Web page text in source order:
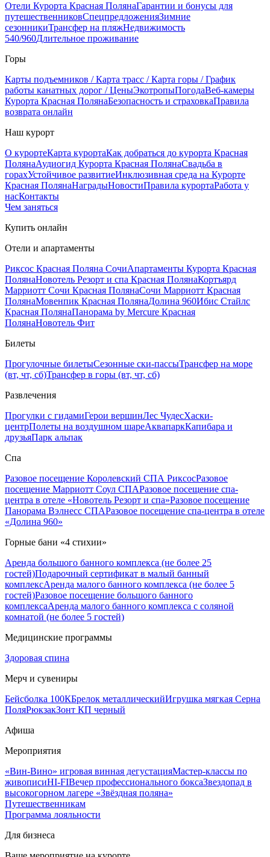
Отели Курорта Красная ПолянаГарантии и бонусы для
путешественниковСпецпредложенияЗимние
сезонникиТрансфер на пляжНедвижимость
540/960Длительное проживание
Горы
Карты подъемников / Карта трасс / Карта горы / График
работы канатных дорог / ЦеныЭкотропыПогодаВеб-камеры
Курорта Красная ПолянаБезопасность и страховкаПравила
возврата онлайн
Наш курорт
О курортеКарта курортаКак добраться до курорта Красная
ПолянаАудиогид Курорта Красная ПолянаСвадьба в
горахУстойчивое развитиеИнклюзивная среда на Курорте
Красная ПолянаНаградыНовостиПравила курортаРабота у
насКонтакты
Чем заняться
Купить онлайн
Отели и апартаменты
Риксос Красная Поляна СочиАпартаменты Курорта Красная
ПолянаНовотель Резорт и спа Красная ПолянаКортъярд
Марриотт Сочи Красная ПолянаСочи Марриотт Красная
ПолянаМовенпик Красная ПолянаДолина 960Ибис Стайлс
Красная ПолянаПанорама by Mercure Красная
ПолянаНовотель Фит
Билеты
Прогулочные билетыСезонные ски-пассыТрансфер на море
(вт, чт, сб)Трансфер в горы (вт, чт, сб)
Развлечения
Прогулки с гидамиГерои вершинЛес ЧудесХаски-
центрПолеты на воздушном шареАквапаркКапибара и
друзьяПарк альпак
Спа
Разовое посещение Королевский СПА РиксосРазовое
посещение Марриотт Соул СПАРазовое посещение спа-
центра в отеле «Новотель Резорт и спа»Разовое посещение
Панорама Вэлнесс СПАРазовое посещение спа-центра в отеле
«Долина 960»
Горные бани «4 стихии»
Аренда большого банного комплекса (не более 25
гостей)Подарочный сертификат в малый банный
комплексАренда малого банного комплекса (не более 5
гостей)Разовое посещение большого банного
комплексаАренда малого банного комплекса с соляной
комнатой (не более 5 гостей)
Медицинские программы
Здоровая спина
Мерч и сувениры
Бейсболка 100КБрелок металлическийИгрушка мягкая Серна
ПоляРюкзакЗонт КП черный
Афиша
Мероприятия
«Вин-Вино» игровая винная дегустацияМастер-классы по
живописиHI-FIВечер профессионального боксаЗвездопад в
высокогорном лагере «Звёздная поляна»
Путешественникам
Программа лояльности
Для бизнеса